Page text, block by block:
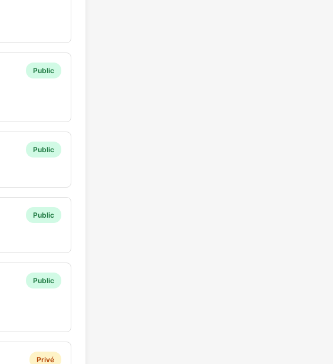
Public
Public
Public
Public
Privé